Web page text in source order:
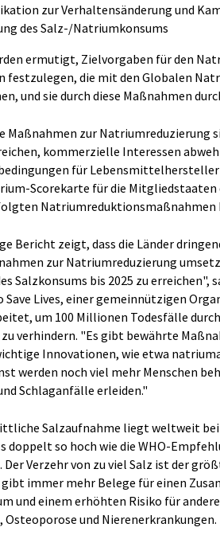
zur Verhaltensänderung und
des Salz-/Natriumkonsums
ermutigt, Zielvorgaben für den
festzulegen, die mit den Globalen
und sie durch diese Maßnahmen
Maßnahmen zur Natriumreduzierung
kommerzielle Interessen
für Lebensmittelhersteller
Scorekarte für die
Natriumreduktionsmaßnahmen
Bericht zeigt, dass die Länder
zur Natriumreduzierung
Salzkonsums bis 2025 zu erreichen",
Save Lives, einer gemeinnützigen
um 100 Millionen Todesfälle
verhindern. "Es gibt bewährte
Innovationen, wie etwa
werden noch viel mehr Menschen
Schlaganfälle erleiden."
Salzaufnahme liegt weltweit bei
doppelt so hoch wie die WHO-
Der Verzehr von zu viel Salz ist der
gibt immer mehr Belege für einen
und einem erhöhten Risiko für
und Nierenerkrankungen.